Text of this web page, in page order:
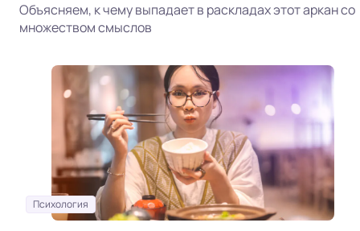
Объясняем, к чему выпадает в раскладах этот аркан со
множеством смыслов
Психология